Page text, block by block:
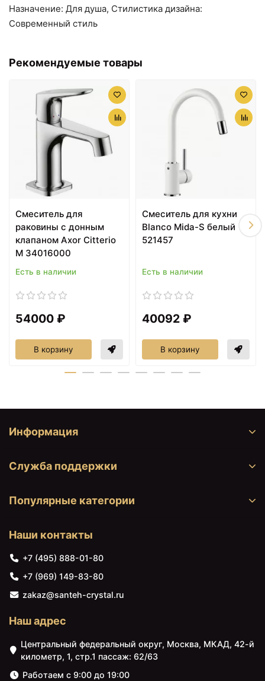
4390 ₽
8357 ₽
Смеситель для душа
AM.PM Joy F85E20000
Смеситель для
раковины AM.PM Joy
14294 ₽
Смеситель для ванны
Хром
F8540000new
Назначение: Для душа, Стилистика дизайна:
Современный стиль
Рекомендуемые товары
Смеситель для
раковины с донным
клапаном Axor Citterio
M 34016000
Есть в наличии
54000 ₽
В корзину
Смеситель для кухни
Blanco Mida-S белый
521457
Есть в наличии
40092 ₽
В корзину
Информация
Служба поддержки
Популярные категории
Наши контакты
+7 (495) 888-01-80
+7 (969) 149-83-80
zakaz@santeh-crystal.ru
Наш адрес
Центральный федеральный округ, Москва, МКАД, 42-й
километр, 1, стр.1 пассаж: 62/63
Работаем с 9:00 до 19:00